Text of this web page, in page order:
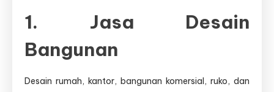
1. Jasa Desain
Bangunan
Desain rumah, kantor, bangunan komersial, ruko, dan